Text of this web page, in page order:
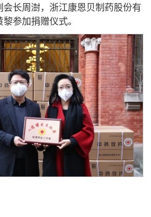
会长周澍，浙江康恩贝制药股份有
参加捐赠仪式。